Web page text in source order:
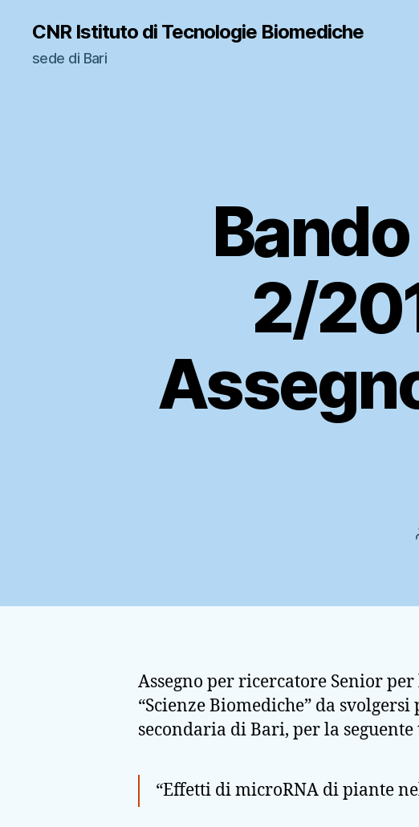
CNR Istituto di Tecnologie Biomediche
sede di Bari
2/
Assegno per ricercatore Senior
“Scienze Biomediche” da
secondaria di Bari, per la seguente
“Effetti di microRNA di piante